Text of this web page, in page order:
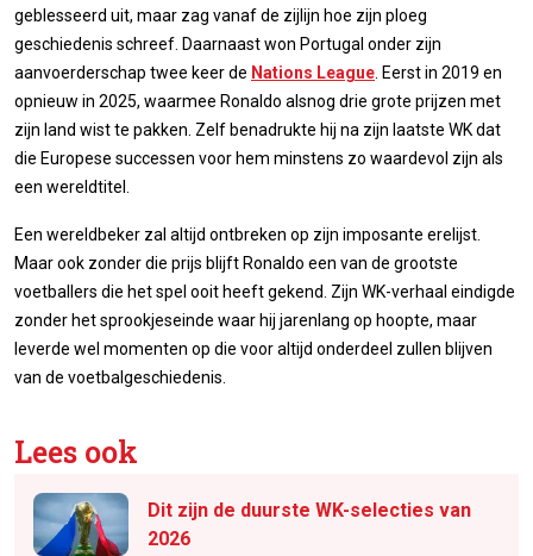
geblesseerd uit, maar zag vanaf de zijlijn hoe zijn ploeg
geschiedenis schreef. Daarnaast won Portugal onder zijn
aanvoerderschap twee keer de Nations League . Eerst in 2019 en
opnieuw in 2025, waarmee Ronaldo alsnog drie grote prijzen met
zijn land wist te pakken. Zelf benadrukte hij na zijn laatste WK dat
die Europese successen voor hem minstens zo waardevol zijn als
een wereldtitel.
Een wereldbeker zal altijd ontbreken op zijn imposante erelijst.
Maar ook zonder die prijs blijft Ronaldo een van de grootste
voetballers die het spel ooit heeft gekend. Zijn WK-verhaal eindigde
zonder het sprookjeseinde waar hij jarenlang op hoopte, maar
leverde wel momenten op die voor altijd onderdeel zullen blijven
van de voetbalgeschiedenis.
Lees ook
Dit zijn de duurste WK-selecties van
2026